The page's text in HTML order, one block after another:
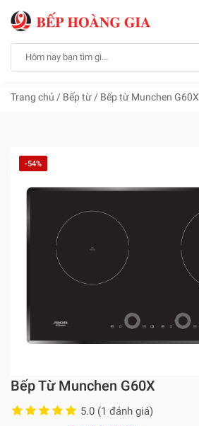
Trang chủ / Bếp từ / Bếp từ Munchen G60X
-54%
Bếp Từ Munchen G60X
5.0 (1 đánh giá)